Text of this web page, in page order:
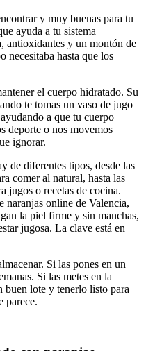
y muy buenas para tu
ayuda a tu sistema
antioxidantes y un montón de
necesitaba hasta que los
el cuerpo hidratado. Su
te tomas un vaso de jugo
a que tu cuerpo
deporte o nos movemos
ignorar.
de diferentes tipos, desde las
comer al natural, hasta las
jugos o recetas de cocina.
naranjas online de Valencia,
la piel firme y sin manchas,
jugosa. La clave está en
Si las pones en un
Si las metes en la
buen lote y tenerlo listo para
parece.